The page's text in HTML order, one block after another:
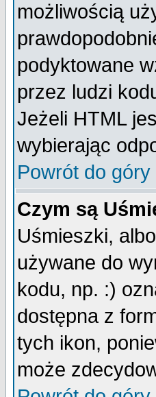
możliwością
podyktowane
przez ludzi
Jeżeli HTML
wybierając
Powrót do góry
Czym są
Uśmieszki,
używane do
kodu, np. :)
dostępna z
tych ikon,
może